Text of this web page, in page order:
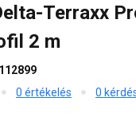
Terraxx
2 m
0 értékelés 0